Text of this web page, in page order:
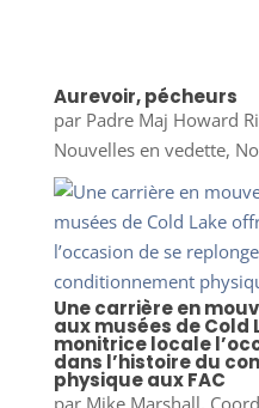
Aurevoir, pécheurs
par Padre Maj Howard
Nouvelles en vedette,
Une carrière en
aux musées de Cold
monitrice locale
dans l’histoire du
physique aux FAC
par Mike Marshall,